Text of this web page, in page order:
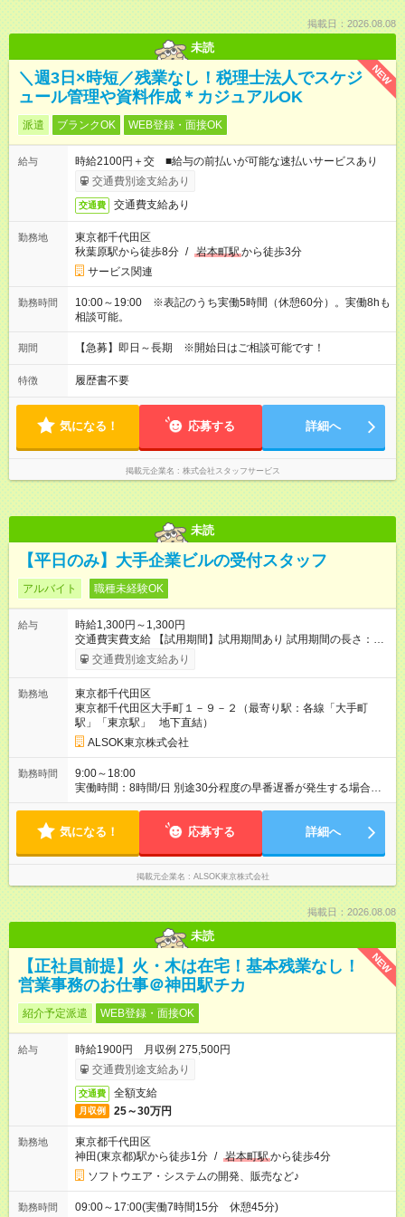
掲載日：2026.08.08
未読
NEW
＼週3日×時短／残業なし！税理士法人でスケジ
ュール管理や資料作成＊カジュアルOK
派遣 ブランクOK WEB登録・面接OK
給与
時給2100円＋交 ■給与の前払いが可能な速払いサービスあり
交通費別途支給あり
交通費 交通費支給あり
勤務地
東京都千代田区
秋葉原駅から徒歩8分 / 岩本町駅から徒歩3分
サービス関連
勤務時間
10:00～19:00 ※表記のうち実働5時間（休憩60分）。実働8hも
相談可能。
期間 【急募】即日～長期 ※開始日はご相談可能です！
特徴 履歴書不要
気になる！ 応募する 詳細へ
掲載元企業名 株式会社スタッフサービス
未読
【平日のみ】大手企業ビルの受付スタッフ
アルバイト 職種未経験OK
給与
時給1,300円～1,300円
交通費実費支給 【試用期間】試用期間あり 試用期間の長さ：6
ヶ月 雇用形態、給与は本採用時と同じです。
交通費別途支給あり
勤務地
東京都千代田区
東京都千代田区大手町１－９－２（最寄り駅：各線「大手町
駅」「東京駅」 地下直結）
ALSOK東京株式会社
勤務時間
9:00～18:00
実働時間：8時間/日 別途30分程度の早番遅番が発生する場合が
あります（時間外手当支給）。
気になる！ 応募する 詳細へ
掲載元企業名 ALSOK東京株式会社
掲載日：2026.08.08
未読
NEW
【正社員前提】火・木は在宅！基本残業なし！
営業事務のお仕事＠神田駅チカ
紹介予定派遣 WEB登録・面接OK
給与
時給1900円 月収例 275,500円
交通費別途支給あり
交通費 全額支給
月収例 25～30万円
勤務地
東京都千代田区
神田(東京都)駅から徒歩1分 / 岩本町駅から徒歩4分
ソフトウエア・システムの開発、販売など♪
勤務時間 09:00～17:00(実働7時間15分 休憩45分)